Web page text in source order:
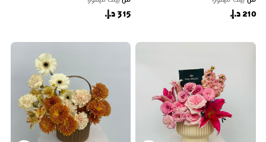
210 د.إ. 315 د.إ.